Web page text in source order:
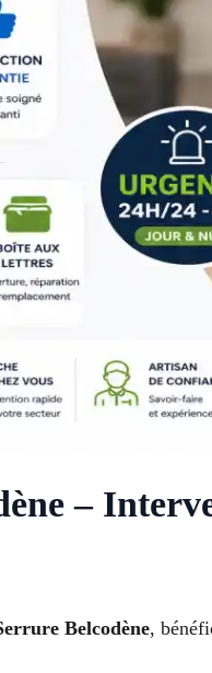
–
Belcodène,